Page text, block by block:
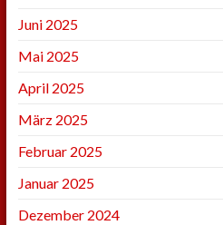
Juni 2025
Mai 2025
April 2025
März 2025
Februar 2025
Januar 2025
Dezember 2024